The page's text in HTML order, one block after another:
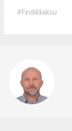
#Fındıklıaksu